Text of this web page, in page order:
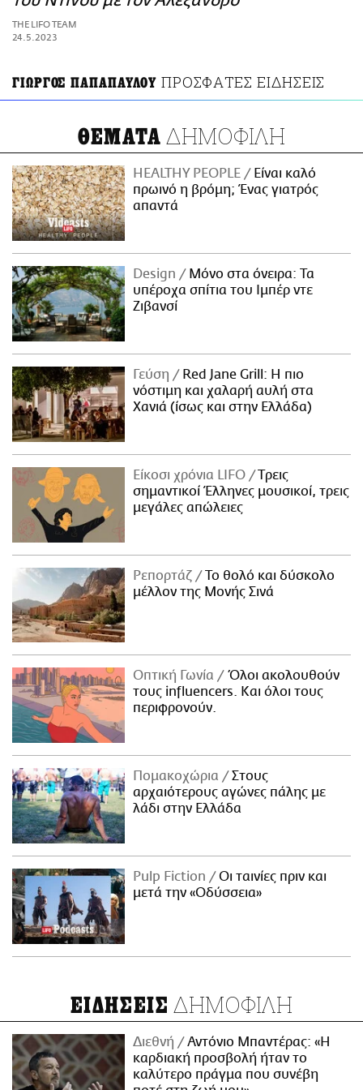
ΑΜΠΑ
PRINT
THE LIFO TEAM
24.5.2023
ΓΙΩΡΓΟΣ ΠΑΠΑΠΑΥΛΟΥ ΠΡΟΣΦΑΤΕΣ ΕΙΔΗΣΕΙΣ
ΘΕΜΑΤΑ ΔΗΜΟΦΙΛΗ
HEALTHY PEOPLE
Είναι καλό
πρωινό η βρόμη; Ένας γιατρός
απαντά
Design
Μόνο στα όνειρα: Τα
υπέροχα σπίτια του Ιμπέρ ντε
Ζιβανσί
Γεύση
Red Jane Grill: Η πιο
νόστιμη και χαλαρή αυλή στα
Χανιά (ίσως και στην Ελλάδα)
Είκοσι χρόνια LIFO
Tρεις
σημαντικοί Έλληνες μουσικοί, τρεις
μεγάλες απώλειες
Ρεπορτάζ
Το θολό και δύσκολο
μέλλον της Μονής Σινά
Οπτική Γωνία
Όλοι ακολουθούν
τους influencers. Και όλοι τους
περιφρονούν.
Πομακοχώρια
Στους
αρχαιότερους αγώνες πάλης με
λάδι στην Ελλάδα
Pulp Fiction
Οι ταινίες πριν και
μετά την «Οδύσσεια»
ΕΙΔΗΣΕΙΣ ΔΗΜΟΦΙΛΗ
Διεθνή
Αντόνιο Μπαντέρας: «Η
καρδιακή προσβολή ήταν το
καλύτερο πράγμα που συνέβη